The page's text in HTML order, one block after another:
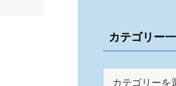
カテゴリー